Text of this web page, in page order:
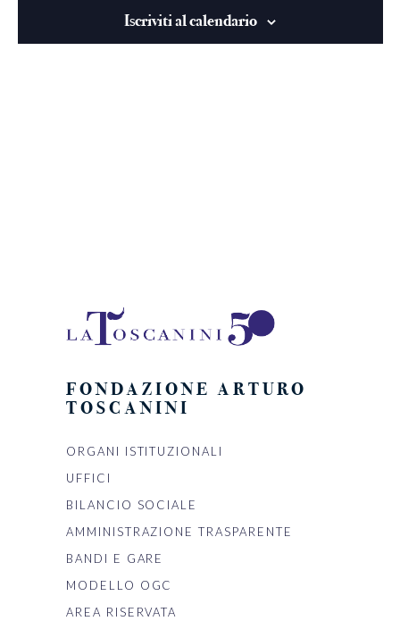
Iscriviti al calendario
FONDAZIONE ARTURO
TOSCANINI
ORGANI ISTITUZIONALI
UFFICI
BILANCIO SOCIALE
AMMINISTRAZIONE TRASPARENTE
BANDI E GARE
MODELLO OGC
AREA RISERVATA